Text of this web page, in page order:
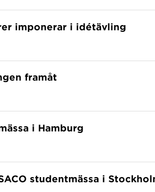
imponerar i idétävling
framåt
i Hamburg
studentmässa i